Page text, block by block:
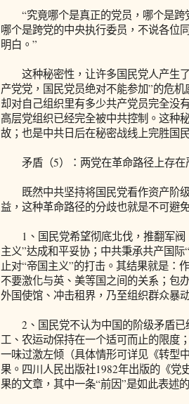
“究竟哪个是真正的党员，哪个是跨
哪个是跨党的中央执行委员，不说各位
明白。”
这种秘密性，让许多国民党人产生了
产党党，国民党员绝对不能参加”的危
却对自己组织里有多少共产党员完全没
高层党组织已经完全被中共控制。这种
故；也是中共日后在秘密战线上完胜国
矛盾（5）：两党在革命路径上存在
既然中共坚持将国民党看作资产阶级
益，这种革命路径的分歧也就是不可避
1、国民党希望彻底北伐，推翻军阀
主义”达成和平妥协；中共秉承共产国
止对“帝国主义”的打击。其结果就是：
不要激化与英、美等国之间的关系；包
外国使馆、冲击租界，乃至组织群众暴
2、国民党不认为中国的阶级矛盾已
工、农运动保持在一个适可而止的限度
一味过激左倾（具体情形可详见《转型
果。四川人民出版社1982年出版的《党
果的文章，其中一条“前因”是如此表述的